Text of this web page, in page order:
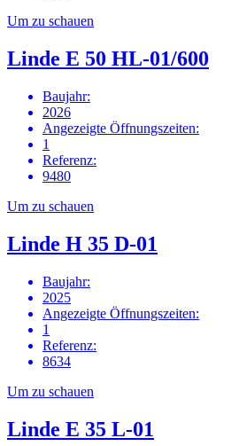
Um zu schauen
Linde E 50 HL-01/600
Baujahr:
2026
Angezeigte Öffnungszeiten:
1
Referenz:
9480
Um zu schauen
Linde H 35 D-01
Baujahr:
2025
Angezeigte Öffnungszeiten:
1
Referenz:
8634
Um zu schauen
Linde E 35 L-01